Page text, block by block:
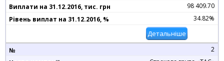
98 409.70
34.82%
Детальніше
2